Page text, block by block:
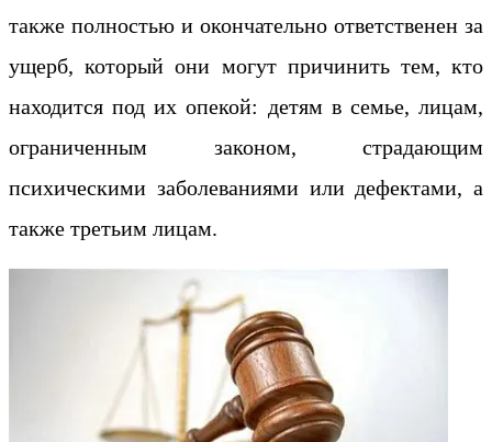
также полностью и окончательно ответственен за
ущерб, который они могут причинить тем, кто
находится под их опекой: детям в семье, лицам,
ограниченным законом, страдающим
психическими заболеваниями или дефектами, а
также третьим лицам.